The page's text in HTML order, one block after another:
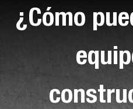
¿Cómo